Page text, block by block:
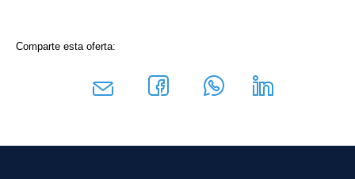
Comparte esta oferta: